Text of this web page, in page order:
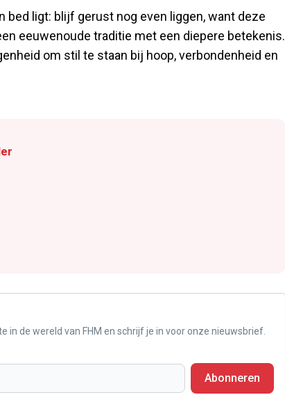
bed ligt: blijf gerust nog even liggen, want deze
eeuwenoude traditie met een diepere betekenis.
om stil te staan bij hoop, verbondenheid en
de wereld van FHM en schrijf je in voor onze nieuwsbrief.
Abonneren